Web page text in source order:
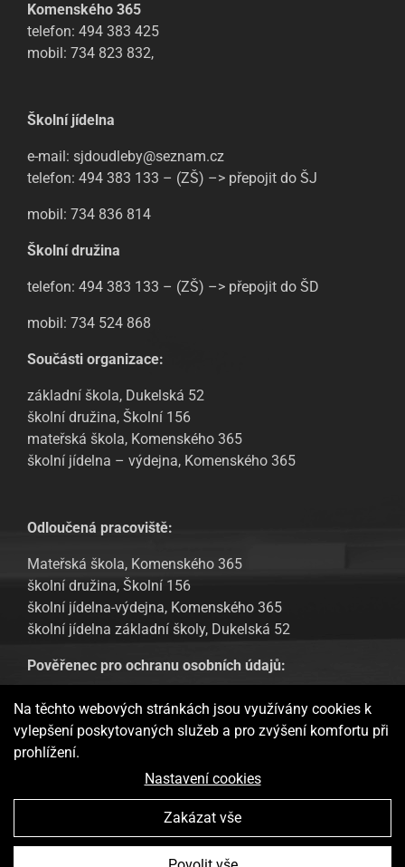
Komenského 365
telefon: 494 383 425
mobil: 734 823 832,
Školní jídelna
e-mail: sjdoudleby@seznam.cz
telefon: 494 383 133 – (ZŠ) –> přepojit do ŠJ
mobil: 734 836 814
Školní družina
telefon: 494 383 133 – (ZŠ) –> přepojit do ŠD
mobil: 734 524 868
Součásti organizace:
základní škola, Dukelská 52
školní družina, Školní 156
mateřská škola, Komenského 365
školní jídelna – výdejna, Komenského 365
Odloučená pracoviště:
Mateřská škola, Komenského 365
školní družina, Školní 156
školní jídelna-výdejna, Komenského 365
školní jídelna základní školy, Dukelská 52
Pověřenec pro ochranu osobních údajů:
Tomáš Urban, email: tomas.urban@sofbit.cz
GDPR – Informování veřejnosti
Základní škola a Mateřská škola Doudleby nad Orlicí Vytvořila
Na těchto webových stránkách jsou využívány cookies k
vylepšení poskytovaných služeb a pro zvýšení komfortu při
prohlížení.
Nastavení cookies
Zakázat vše
Webové stránky ukládají v souladu se zákony na vaše zařízení
webových stránek a pro analytické účely a v případě vašeho
stránek s tím vyjadřujete souhlas.Více informací